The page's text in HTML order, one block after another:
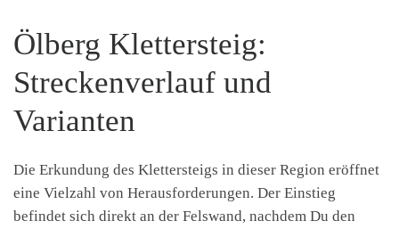
Ölberg Klettersteig:
Streckenverlauf und
Varianten
Die Erkundung des Klettersteigs in dieser Region eröffnet
eine Vielzahl von Herausforderungen. Der Einstieg
befindet sich direkt an der Felswand, nachdem Du den